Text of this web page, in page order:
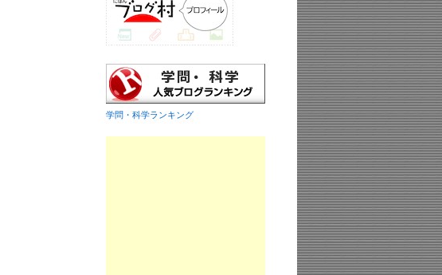
学問・科学ランキング